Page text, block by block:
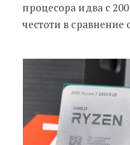
процесора идва с
честоти в сравнение